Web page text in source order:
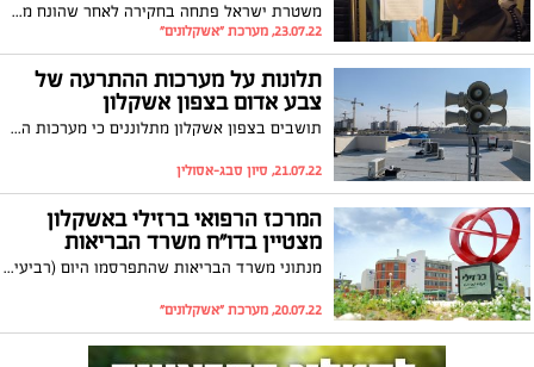
משטרת ישראל פתחה בחקירה לאחר שהונח מטען חבלה רב עוצמה במסעדת 'רטטוי' ביום חמישי האחרון. המטען נוטרל על ידי חבלני המשטרה טרם הפעלתו. לאור הסכנה הממשית והחשש הכבד לשלום הציבור שמגיע מדי יום אל בית העסק, הוחלט במסגרת החקירה לבצע שימוע לבעל העסק ולסגור את המקום בצו מנהלי למשך 15 ימים
23.07.22, מערכת "אשקלונים"
תלונות על מערכות ההתרעה של
צבע אדום בצפון אשקלון
תושבים בצפון אשקלון מתלוננים כי מערכות ההתרעה של צבע אדום אינן נשמעות היטב בשכונות החדשות. דובר צה"ל: "פיקוד העורף פועל לשיפור מערכות ההתרעה, בבדיקה שביצענו עלה שלא קיים פער בכיסוי צופרים בעיר אשקלון"
21.07.22, סיון סבג-אסולין
המרכז הרפואי ברזילי באשקלון
מצטיין בדו"ח משרד הבריאות
מנתוני משרד הבריאות שהתפרסמו היום (רביעי) עולה כי המרכז הרפואי ברזילי מוביל ארצי במדדי האיכות הלאומיים. המנהל פרופסור חזי לוי: "מודה לכל צוות בית החולים, על כל מרכיביו, שמתאמץ לתת טיפול איכותי יום ולילה"
20.07.22, מערכת "אשקלונים"